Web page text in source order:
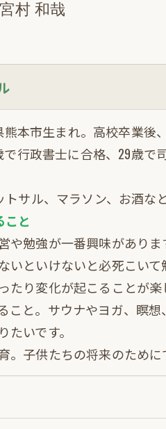
宮村 和哉
熊本市生まれ。高校卒業
で行政書士に合格、29歳で
トサル、マラソン、お酒な
と
や勉強が一番興味があり
いといけないと必死こい
たり変化が起こることが楽
こと。サウナやヨガ、瞑
たいです。
。子供たちの将来のため